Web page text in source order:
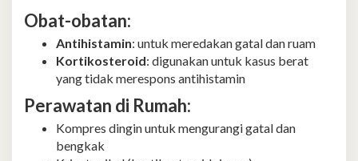
Obat-obatan:
Antihistamin: untuk meredakan gatal dan ruam
Kortikosteroid: digunakan untuk kasus berat
yang tidak merespons antihistamin
Perawatan di Rumah:
Kompres dingin untuk mengurangi gatal dan
bengkak